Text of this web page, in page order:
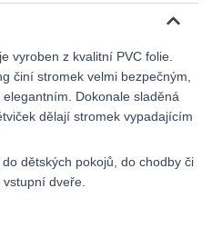
vyroben z kvalitní PVC folie.
činí stromek velmi bezpečným,
Dokonale sladěná
dělají stromek vypadajícím
dětských pokojů, do chodby či
dveře.